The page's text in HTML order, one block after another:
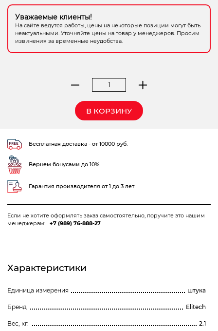
Уважаемые клиенты!
На сайте ведутся работы, цены на некоторые позиции могут быть
неактуальными. Уточняйте цены на товар у менеджеров. Просим
извинения за временные неудобства.
Количество
др.ELITECH
В КОРЗИНУ
Бесплатная доставка - от 10000 руб.
Вернем бонусами до 10%
Гарантия производителя от 1 до 3 лет
Если не хотите оформлять заказ самостоятельно, поручите это нашим
менеджерам:
+7 (989) 76-888-27
Характеристики
Единица измерения штука
Бренд Elitech
Вес, кг. 2.1